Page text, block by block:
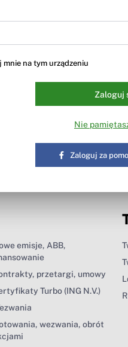
emisje, ABB,
przetargi, umowy
Turbo (ING N.V.)
wezwania, obrót
mnie na tym urządzeniu
Zaloguj
Nie
Zaloguj za